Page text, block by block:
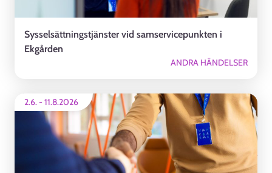
Sysselsättningstjänster vid samservicepunkten i
Ekgården
ANDRA HÄNDELSER
2.6.-11.8.2026